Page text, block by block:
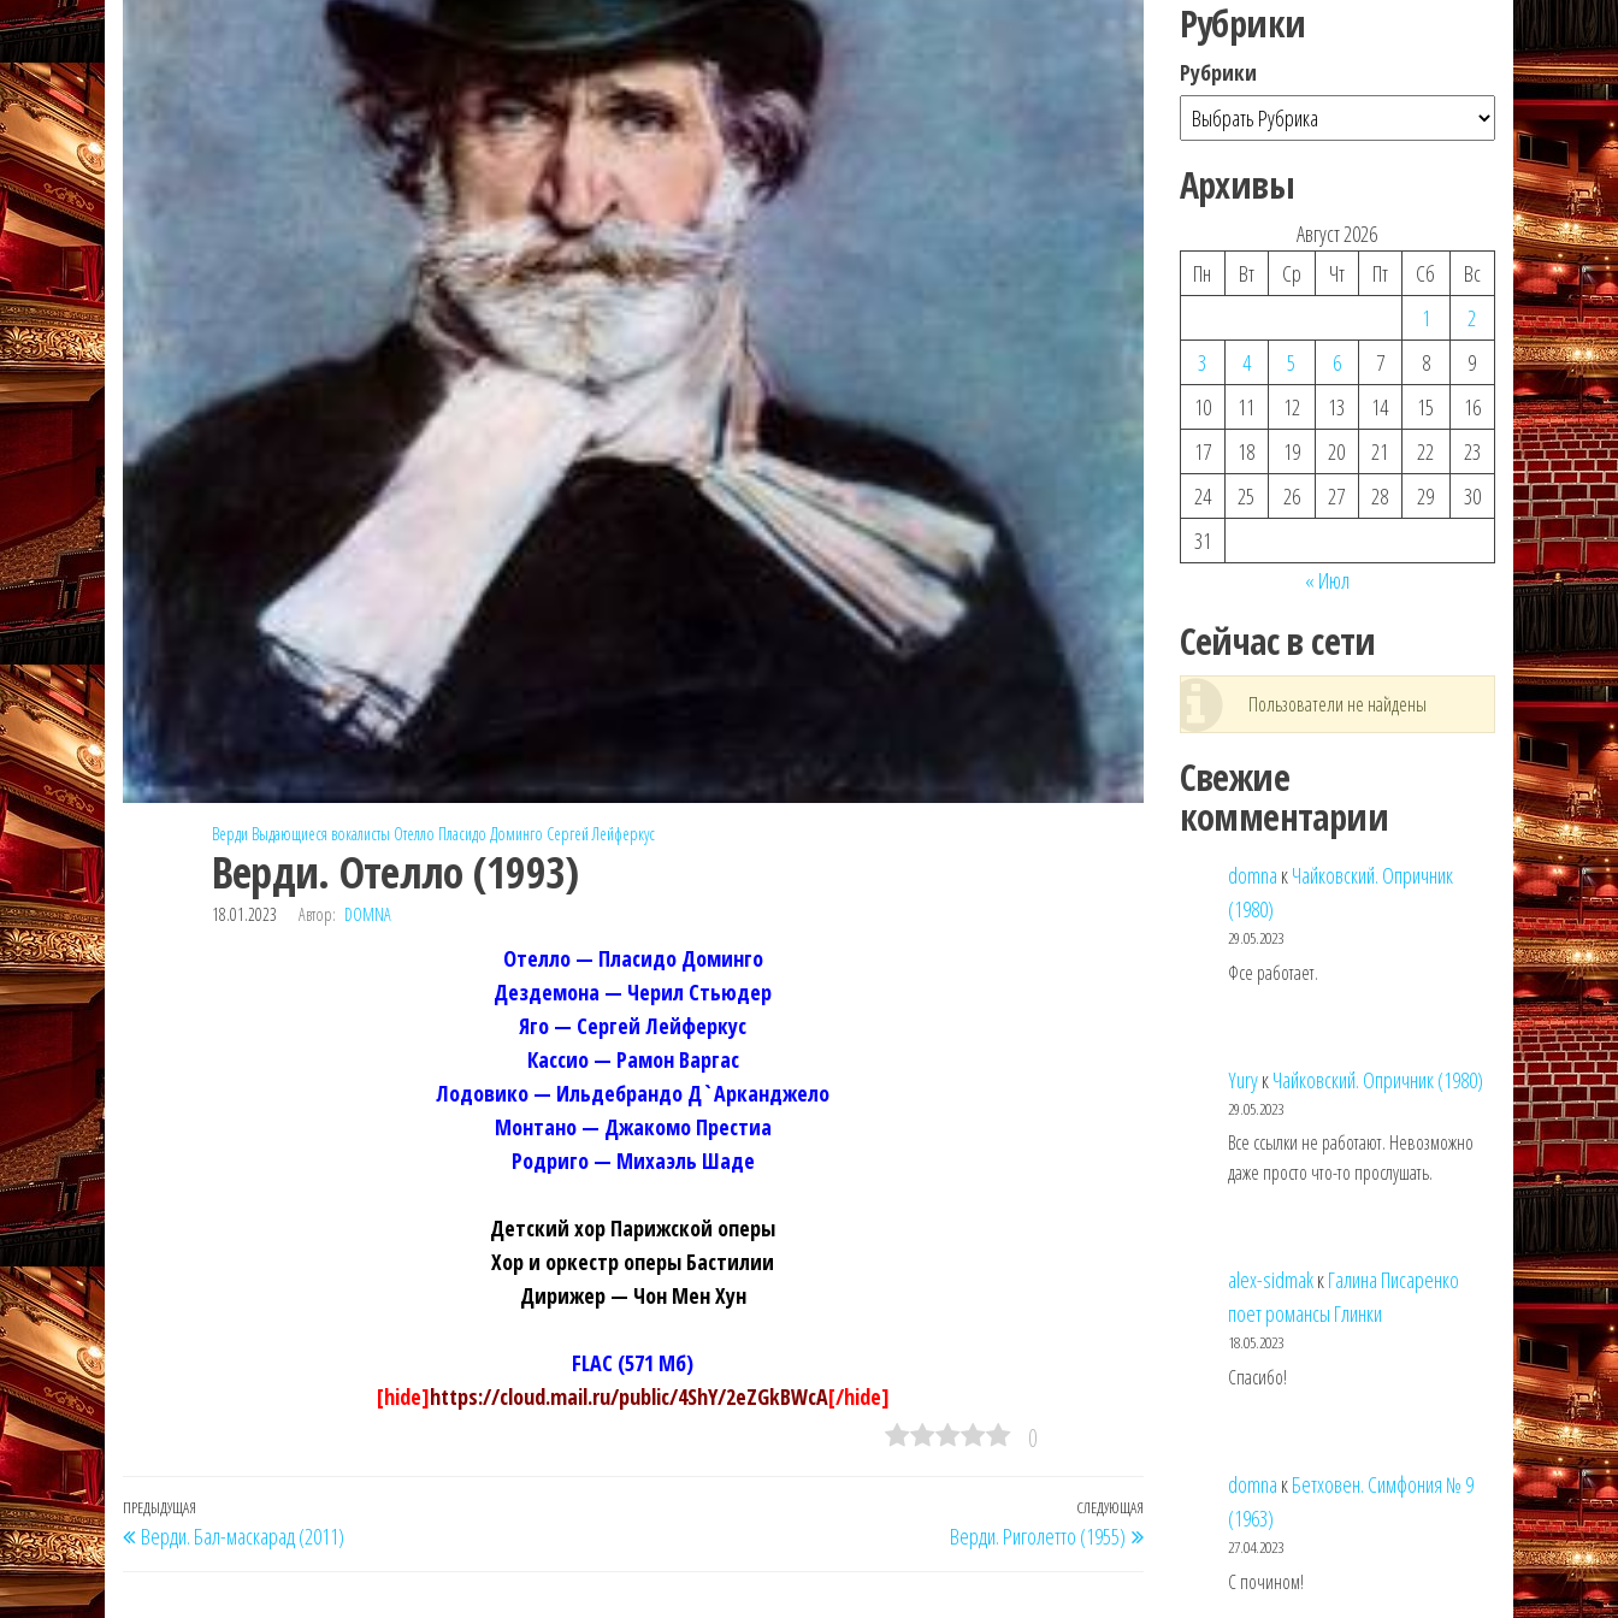
Верди Выдающиеся вокалисты Отелло Пласидо Доминго Сергей Лейферкус
Верди. Отелло (1993)
18.01.2023 Автор: DOMNA
Отелло — Пласидо Доминго
Дездемона — Черил Стьюдер
Яго — Сергей Лейферкус
Кассио — Рамон Варгас
Лодовико — Ильдебрандо Д`Арканджело
Монтано — Джакомо Престиа
Родриго — Михаэль Шаде
Детский хор Парижской оперы
Хор и оркестр оперы Бастилии
Дирижер — Чон Мен Хун
FLAC (571 Мб)
[hide]https://cloud.mail.ru/public/4ShY/2eZGkBWcA[/hide]
0
Навигация
по
Предыдущая
запись
ПРЕДЫДУЩАЯ
Верди. Бал-маскарад (2011)
Следующая
запись
СЛЕДУЮЩАЯ
Верди. Риголетто (1955)
Рубрики
Рубрики
Архивы
Август 2026
Пн
Вт Ср Чт Пт Сб
Вс
1
2
3
4 5 6 7 8
9
10
11 12 13 14 15
16
17
18 19 20 21 22
23
24
25 26 27 28 29
30
31
« Июл
Сейчас в сети
Пользователи не найдены
Свежие
комментарии
domna кЧайковский. Опричник
(1980)
29.05.2023
Фсе работает.
YuryкЧайковский. Опричник (1980)
29.05.2023
Все ссылки не работают. Невозможно
даже просто что-то прослушать.
alex-sidmakкГалина Писаренко
поет романсы Глинки
18.05.2023
Спасибо!
domna кБетховен. Симфония № 9
(1963)
27.04.2023
С почином!